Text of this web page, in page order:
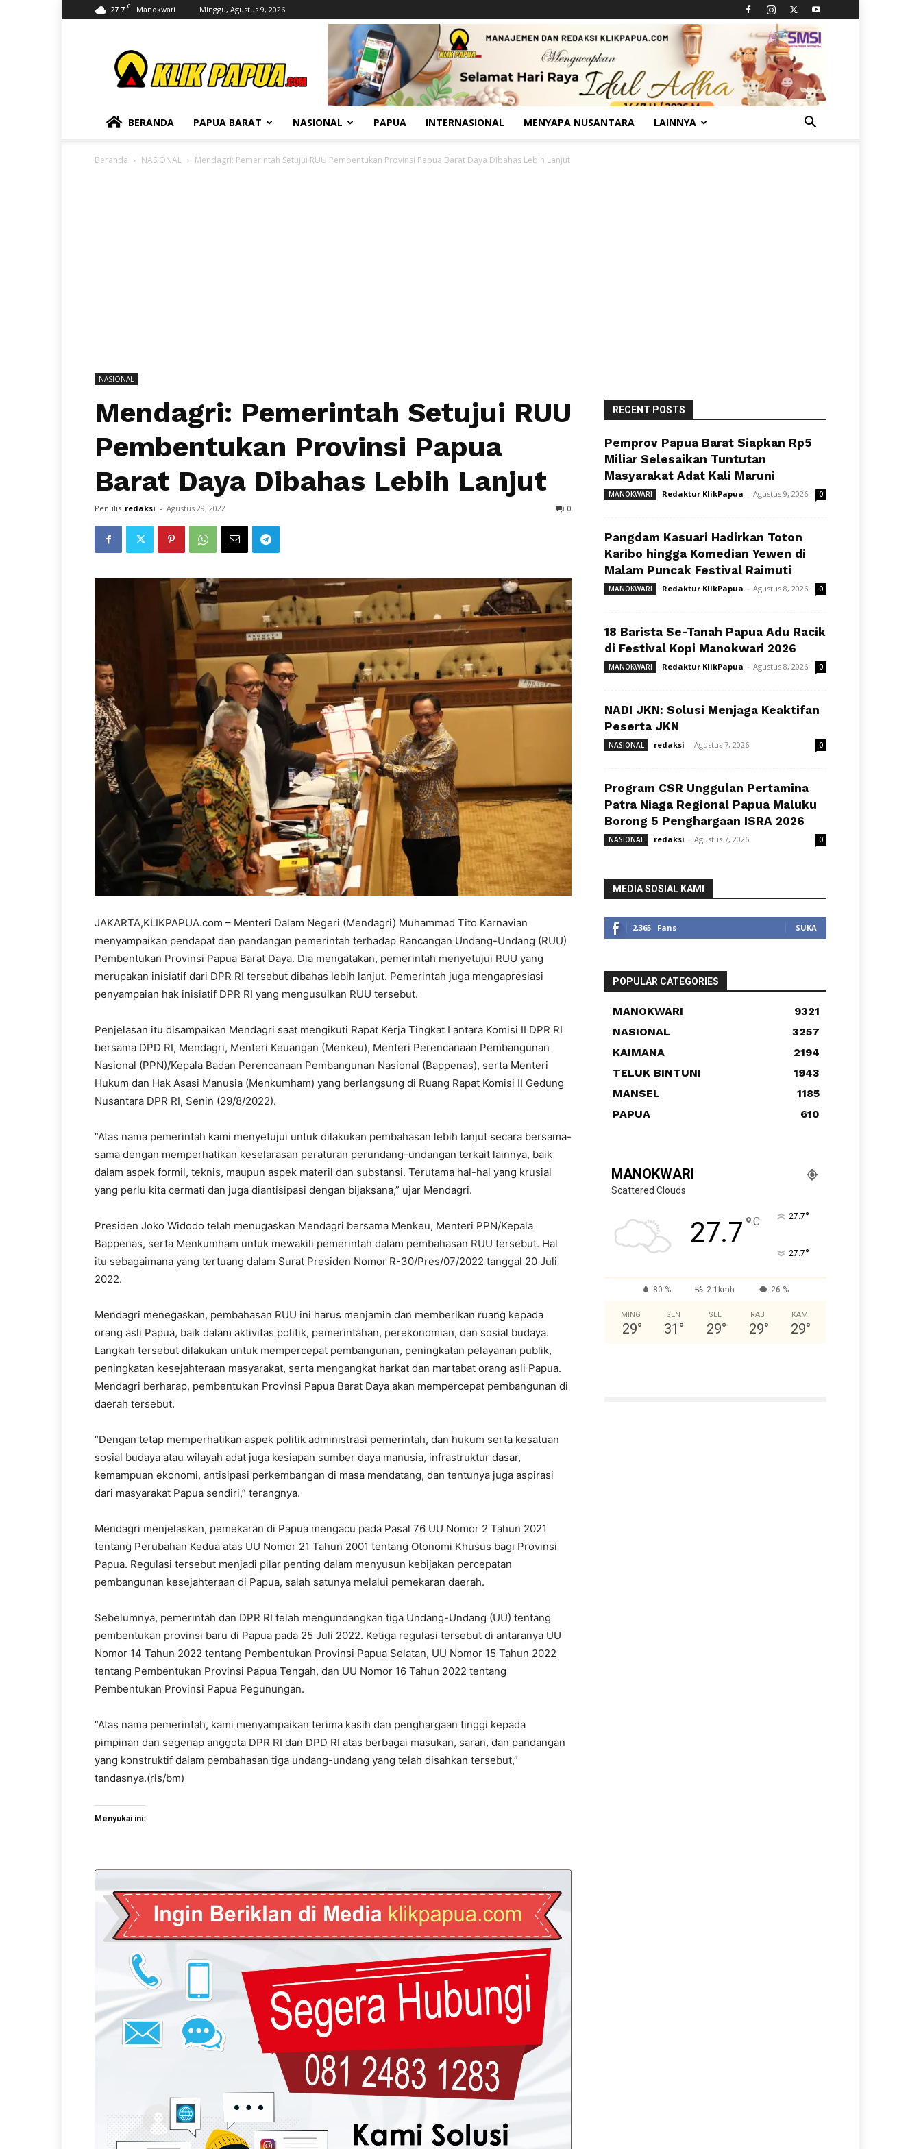
27.7 C Manokwari Minggu, Agustus 9, 2026
BERANDA PAPUA BARAT NASIONAL PAPUA INTERNASIONAL MENYAPA NUSANTARA LAINNYA
Beranda NASIONAL Mendagri: Pemerintah Setujui RUU Pembentukan Provinsi Papua Barat Daya Dibahas Lebih Lanjut
NASIONAL
Mendagri: Pemerintah Setujui RUU
Pembentukan Provinsi Papua
Barat Daya Dibahas Lebih Lanjut
Penulis redaksi - Agustus 29, 2022 0
JAKARTA,KLIKPAPUA.com – Menteri Dalam Negeri (Mendagri) Muhammad Tito Karnavian
menyampaikan pendapat dan pandangan pemerintah terhadap Rancangan Undang-Undang (RUU)
Pembentukan Provinsi Papua Barat Daya. Dia mengatakan, pemerintah menyetujui RUU yang
merupakan inisiatif dari DPR RI tersebut dibahas lebih lanjut. Pemerintah juga mengapresiasi
penyampaian hak inisiatif DPR RI yang mengusulkan RUU tersebut.
Penjelasan itu disampaikan Mendagri saat mengikuti Rapat Kerja Tingkat I antara Komisi II DPR RI
bersama DPD RI, Mendagri, Menteri Keuangan (Menkeu), Menteri Perencanaan Pembangunan
Nasional (PPN)/Kepala Badan Perencanaan Pembangunan Nasional (Bappenas), serta Menteri
Hukum dan Hak Asasi Manusia (Menkumham) yang berlangsung di Ruang Rapat Komisi II Gedung
Nusantara DPR RI, Senin (29/8/2022).
“Atas nama pemerintah kami menyetujui untuk dilakukan pembahasan lebih lanjut secara bersama-
sama dengan memperhatikan keselarasan peraturan perundang-undangan terkait lainnya, baik
dalam aspek formil, teknis, maupun aspek materil dan substansi. Terutama hal-hal yang krusial
yang perlu kita cermati dan juga diantisipasi dengan bijaksana,” ujar Mendagri.
Presiden Joko Widodo telah menugaskan Mendagri bersama Menkeu, Menteri PPN/Kepala
Bappenas, serta Menkumham untuk mewakili pemerintah dalam pembahasan RUU tersebut. Hal
itu sebagaimana yang tertuang dalam Surat Presiden Nomor R-30/Pres/07/2022 tanggal 20 Juli
2022.
Mendagri menegaskan, pembahasan RUU ini harus menjamin dan memberikan ruang kepada
orang asli Papua, baik dalam aktivitas politik, pemerintahan, perekonomian, dan sosial budaya.
Langkah tersebut dilakukan untuk mempercepat pembangunan, peningkatan pelayanan publik,
peningkatan kesejahteraan masyarakat, serta mengangkat harkat dan martabat orang asli Papua.
Mendagri berharap, pembentukan Provinsi Papua Barat Daya akan mempercepat pembangunan di
daerah tersebut.
“Dengan tetap memperhatikan aspek politik administrasi pemerintah, dan hukum serta kesatuan
sosial budaya atau wilayah adat juga kesiapan sumber daya manusia, infrastruktur dasar,
kemampuan ekonomi, antisipasi perkembangan di masa mendatang, dan tentunya juga aspirasi
dari masyarakat Papua sendiri,” terangnya.
Mendagri menjelaskan, pemekaran di Papua mengacu pada Pasal 76 UU Nomor 2 Tahun 2021
tentang Perubahan Kedua atas UU Nomor 21 Tahun 2001 tentang Otonomi Khusus bagi Provinsi
Papua. Regulasi tersebut menjadi pilar penting dalam menyusun kebijakan percepatan
pembangunan kesejahteraan di Papua, salah satunya melalui pemekaran daerah.
Sebelumnya, pemerintah dan DPR RI telah mengundangkan tiga Undang-Undang (UU) tentang
pembentukan provinsi baru di Papua pada 25 Juli 2022. Ketiga regulasi tersebut di antaranya UU
Nomor 14 Tahun 2022 tentang Pembentukan Provinsi Papua Selatan, UU Nomor 15 Tahun 2022
tentang Pembentukan Provinsi Papua Tengah, dan UU Nomor 16 Tahun 2022 tentang
Pembentukan Provinsi Papua Pegunungan.
“Atas nama pemerintah, kami menyampaikan terima kasih dan penghargaan tinggi kepada
pimpinan dan segenap anggota DPR RI dan DPD RI atas berbagai masukan, saran, dan pandangan
yang konstruktif dalam pembahasan tiga undang-undang yang telah disahkan tersebut,”
tandasnya.(rls/bm)
Menyukai ini:
RECENT POSTS
Pemprov Papua Barat Siapkan Rp5
Miliar Selesaikan Tuntutan
Masyarakat Adat Kali Maruni
MANOKWARI Redaktur KlikPapua - Agustus 9, 2026 0
Pangdam Kasuari Hadirkan Toton
Karibo hingga Komedian Yewen di
Malam Puncak Festival Raimuti
MANOKWARI Redaktur KlikPapua - Agustus 8, 2026 0
18 Barista Se-Tanah Papua Adu Racik
di Festival Kopi Manokwari 2026
MANOKWARI Redaktur KlikPapua - Agustus 8, 2026 0
NADI JKN: Solusi Menjaga Keaktifan
Peserta JKN
NASIONAL redaksi - Agustus 7, 2026 0
Program CSR Unggulan Pertamina
Patra Niaga Regional Papua Maluku
Borong 5 Penghargaan ISRA 2026
NASIONAL redaksi - Agustus 7, 2026 0
MEDIA SOSIAL KAMI
2,365 Fans SUKA
POPULAR CATEGORIES
MANOKWARI
9321
NASIONAL
3257
KAIMANA
2194
TELUK BINTUNI
1943
MANSEL
1185
PAPUA
610
MANOKWARI
Scattered Clouds
27.7°C 27.7°
27.7°
80 % 2.1kmh 26 %
MING
29°
SEN
31 °
SEL
29°
RAB
29°
KAM
29°